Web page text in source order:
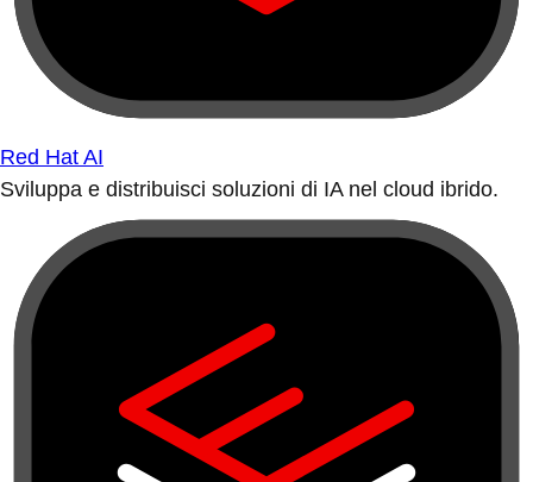
Red Hat AI
Sviluppa e distribuisci soluzioni di IA nel cloud ibrido.